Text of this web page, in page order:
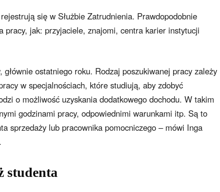
się w Służbie Zatrudnienia. Prawdopodobnie
pracy, jak: przyjaciele, znajomi, centra karier instytucji
ostatniego roku. Rodzaj poszukiwanej pracy zależy
w specjalnościach, które studiują, aby zdobyć
o możliwość uzyskania dodatkowego dochodu. W takim
godzinami pracy, odpowiednimi warunkami itp. Są to
sprzedaży lub pracownika pomocniczego – mówi Inga
studenta